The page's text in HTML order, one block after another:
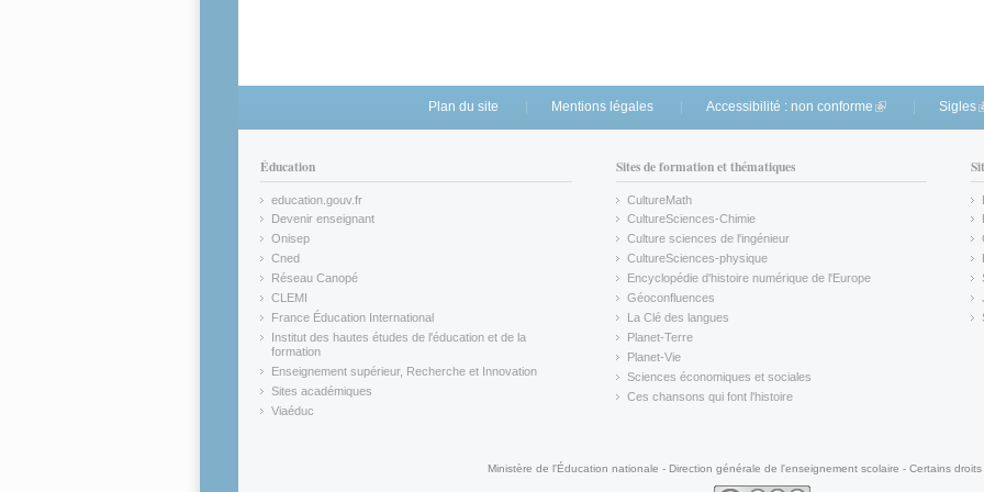
Plan du site Mentions légales Accessibilité : non conforme (link is external)
Sigles
Éducation
education.gouv.fr
(link is external)
Devenir enseignant
(link is external)
Onisep
(link is external)
Cned
(link is external)
Réseau Canopé
(link is external)
CLEMI
(link is external)
France Éducation International
(link is external)
Institut des hautes études de l'éducation et de la
formation
(link is external)
Enseignement supérieur, Recherche et Innovation
(link is external)
Sites académiques
(link is external)
Viaéduc
Sites de formation et thématiques
CultureMath
(link is external)
CultureSciences-Chimie
(link is external)
Culture sciences de l'ingénieur
CultureSciences-physique
(link is external)
Encyclopédie d'histoire numérique de l'Europe
(link is external)
Géoconfluences
(link is external)
La Clé des langues
(link is external)
Planet-Terre
(link is external)
Planet-Vie
(link is external)
Sciences économiques et sociales
(link is external)
Ces chansons qui font l'histoire
(link is external)
Ministère de l'Éducation nationale - Direction générale de l'enseignement scolaire - Certains droits